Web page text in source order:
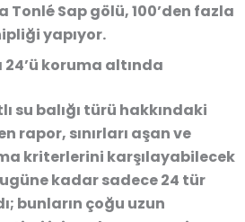
Tonlé Sap gölü, 100’den fazla
yapıyor.
koruma altında
su balığı türü hakkındaki
rapor, sınırları aşan ve
kriterlerini karşılayabilecek
kadar sadece 24 tür
bunların çoğu uzun